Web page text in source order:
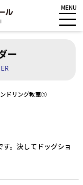
MENU
ー
ドリング教室①
。決してドッグショ